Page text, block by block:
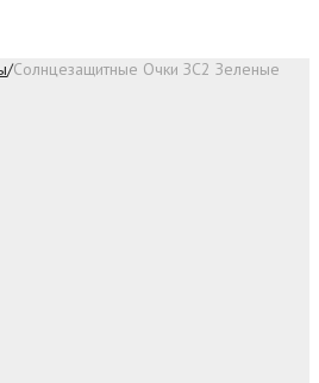
/Солнцезащитные Очки ЗС2 Зеленые